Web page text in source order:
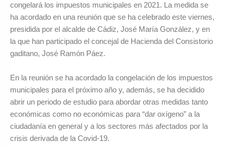
congelará los impuestos municipales en 2021. La medida se
ha acordado en una reunión que se ha celebrado este viernes,
presidida por el alcalde de Cádiz, José María González, y en
la que han participado el concejal de Hacienda del Consistorio
gaditano, José Ramón Páez.
En la reunión se ha acordado la congelación de los impuestos
municipales para el próximo año y, además, se ha decidido
abrir un periodo de estudio para abordar otras medidas tanto
económicas como no económicas para “dar oxígeno” a la
ciudadanía en general y a los sectores más afectados por la
crisis derivada de la Covid-19.